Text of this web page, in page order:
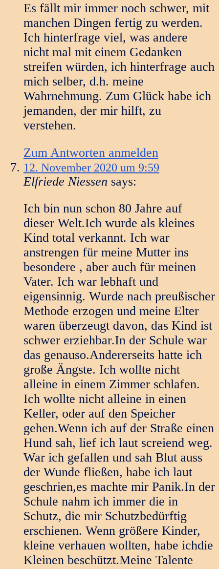
Es fällt mir immer noch schwer, mit
manchen Dingen fertig zu werden.
Ich hinterfrage viel, was andere
nicht mal mit einem Gedanken
streifen würden, ich hinterfrage auch
mich selber, d.h. meine
Wahrnehmung. Zum Glück habe ich
jemanden, der mir hilft, zu
verstehen.
Zum Antworten anmelden
12. November 2020 um 9:59
Elfriede Niessen says:
Ich bin nun schon 80 Jahre auf
dieser Welt.Ich wurde als kleines
Kind total verkannt. Ich war
anstrengen für meine Mutter ins
besondere , aber auch für meinen
Vater. Ich war lebhaft und
eigensinnig. Wurde nach preußischer
Methode erzogen und meine Elter
waren überzeugt davon, das Kind ist
schwer erziehbar.In der Schule war
das genauso.Andererseits hatte ich
große Ängste. Ich wollte nicht
alleine in einem Zimmer schlafen.
Ich wollte nicht alleine in einen
Keller, oder auf den Speicher
gehen.Wenn ich auf der Straße einen
Hund sah, lief ich laut screiend weg.
War ich gefallen und sah Blut auss
der Wunde fließen, habe ich laut
geschrien,es machte mir Panik.In der
Schule nahm ich immer die in
Schutz, die mir Schutzbedürftig
erschienen. Wenn größere Kinder,
kleine verhauen wollten, habe ichdie
Kleinen beschützt.Meine Talente